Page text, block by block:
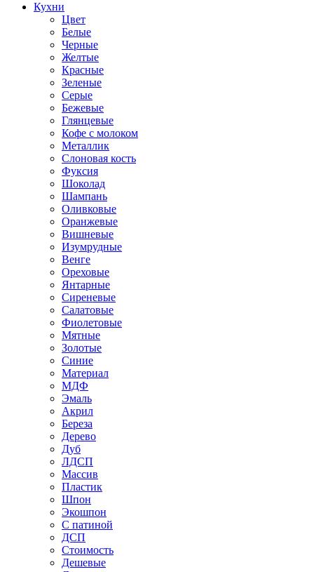
Кухни
Цвет
Белые
Черные
Желтые
Красные
Зеленые
Серые
Бежевые
Глянцевые
Кофе с молоком
Металлик
Слоновая кость
Фуксия
Шоколад
Шампань
Оливковые
Оранжевые
Вишневые
Изумрудные
Венге
Ореховые
Янтарные
Сиреневые
Салатовые
Фиолетовые
Мятные
Золотые
Синие
Материал
МДФ
Эмаль
Акрил
Береза
Дерево
Дуб
ЛДСП
Массив
Пластик
Шпон
Экошпон
С патиной
ДСП
Стоимость
Дешевые